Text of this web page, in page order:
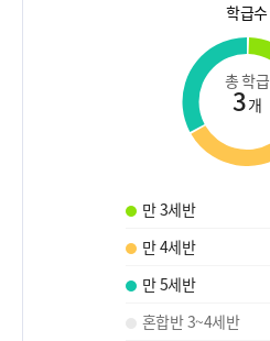
학급수
총 학급
3개
만 3세반
만 4세반
만 5세반
혼합반 3~4세반